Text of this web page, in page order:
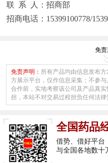
联 系 人：招商部
招商电话：15399100778/
免责
免责声明： 所有产品均由信息发布
方展示平台，仅作信息采集；不参
合作前，实地考察该公司及产品真
担，本站不对交易过程担负任何法律
全国药品
借势、借好平台
与全国各地数十